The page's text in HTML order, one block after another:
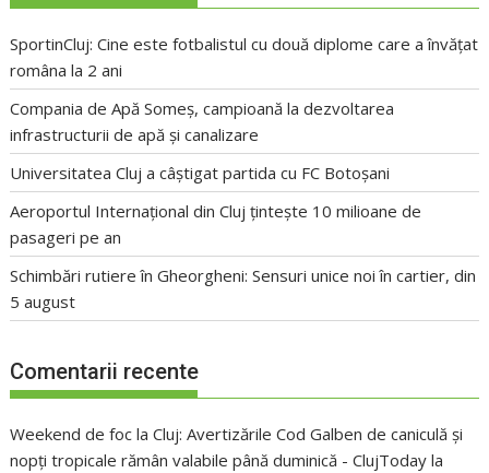
SportinCluj: Cine este fotbalistul cu două diplome care a învățat
româna la 2 ani
Compania de Apă Someș, campioană la dezvoltarea
infrastructurii de apă și canalizare
Universitatea Cluj a câștigat partida cu FC Botoșani
Aeroportul Internațional din Cluj țintește 10 milioane de
pasageri pe an
Schimbări rutiere în Gheorgheni: Sensuri unice noi în cartier, din
5 august
Comentarii recente
Weekend de foc la Cluj: Avertizările Cod Galben de caniculă și
nopți tropicale rămân valabile până duminică - ClujToday la